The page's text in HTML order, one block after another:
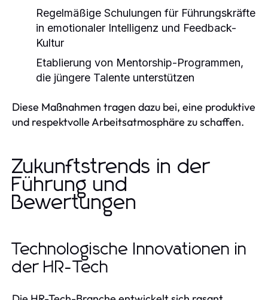
Regelmäßige Schulungen für Führungskräfte
in emotionaler Intelligenz und Feedback-
Kultur
Etablierung von Mentorship-Programmen,
die jüngere Talente unterstützen
Diese Maßnahmen tragen dazu bei, eine produktive
und respektvolle Arbeitsatmosphäre zu schaffen.
Zukunftstrends in der
Führung und
Bewertungen
Technologische Innovationen in
der HR-Tech